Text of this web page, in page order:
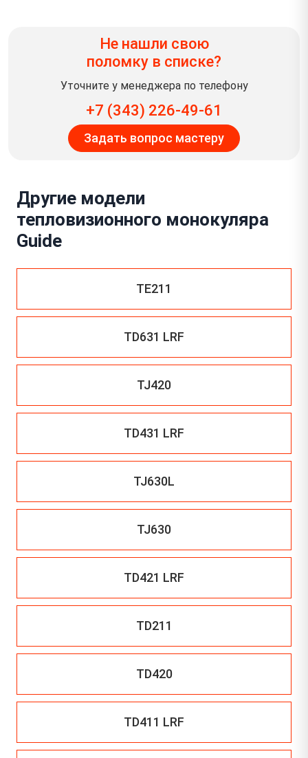
Не нашли свою
поломку в списке?
Уточните у менеджера по телефону
+7 (343) 226-49-61
Задать вопрос мастеру
Другие модели
тепловизионного монокуляра
Guide
TE211
TD631 LRF
TJ420
TD431 LRF
TJ630L
TJ630
TD421 LRF
TD211
TD420
TD411 LRF